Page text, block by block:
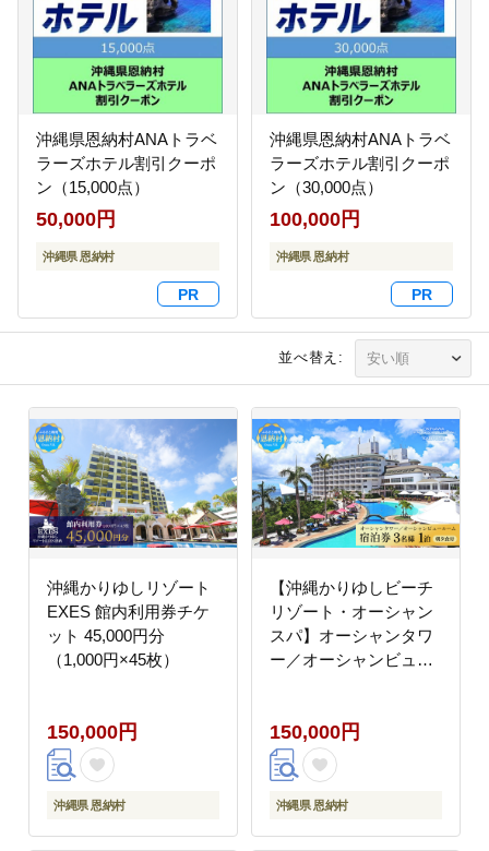
沖縄県恩納村ANAトラベ
ラーズホテル割引クーポ
ン（15,000点）
50,000円
沖縄県 恩納村
沖縄県恩納村ANAトラベ
ラーズホテル割引クーポ
ン（30,000点）
100,000円
沖縄県 恩納村
並べ替え:
沖縄かりゆしリゾート
EXES 館内利用券チケ
ット 45,000円分
（1,000円×45枚）
150,000円
沖縄県 恩納村
【沖縄かりゆしビーチ
リゾート・オーシャン
スパ】オーシャンタワ
ー／オーシャンビュー
150,000円
沖縄県 恩納村